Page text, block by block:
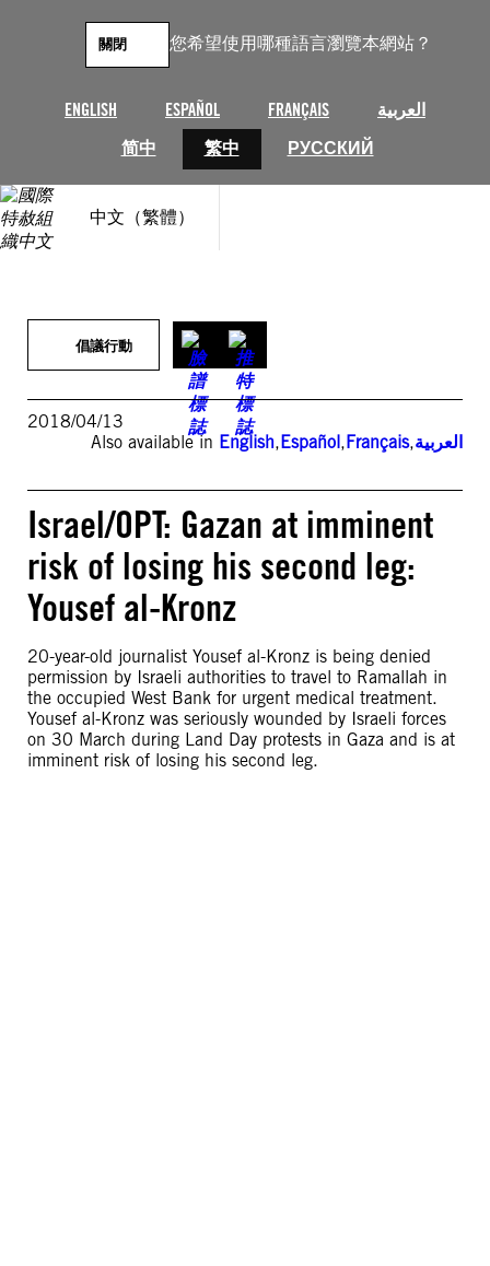
您希望使用哪種語言瀏覽本網站？
ENGLISH ESPAÑOL FRANÇAIS
العربية
简中
繁中 РУССКИЙ
關閉
中文（繁體）
倡議行動
2018/04/13
Also available in English,Español,Français,العربية
Israel/OPT: Gazan at imminent
risk of losing his second leg:
Yousef al-Kronz
20-year-old journalist Yousef al-Kronz is being denied
permission by Israeli authorities to travel to Ramallah in
the occupied West Bank for urgent medical treatment.
Yousef al-Kronz was seriously wounded by Israeli forces
on 30 March during Land Day protests in Gaza and is at
imminent risk of losing his second leg.